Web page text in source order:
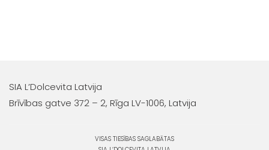
SIA L’Dolcevita Latvija
Brīvības gatve 372 – 2, Rīga LV-1006, Latvija
VISAS TIESĪBAS SAGLABĀTAS